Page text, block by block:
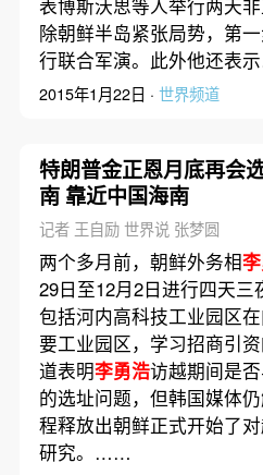
表博斯沃思等人举行两天
除朝鲜半岛紧张局势，第
行联合军演。此外他还表
2015年1月22日 · 世界频道
特朗普金正恩月底再会
南 靠近中国海南
记者 王自励 世界说 张梦圆
两个多月前，朝鲜外务相
29日至12月2日进行四天三
包括河内高科技工业园区
要工业园区，学习招商引
道表明李勇浩访越期间是
的选址问题，但韩国媒体仍
程释放出朝鲜正式开始了
研究。……